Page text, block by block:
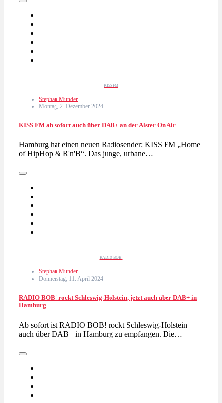
KISS FM
Stephan Munder
Montag, 2. Dezember 2024
KISS FM ab sofort auch über DAB+ an der Alster On Air
Hamburg hat einen neuen Radiosender: KISS FM „Home
of HipHop & R'n'B“. Das junge, urbane…
RADIO BOB!
Stephan Munder
Donnerstag, 11. April 2024
RADIO BOB! rockt Schleswig-Holstein, jetzt auch über DAB+ in
Hamburg
Ab sofort ist RADIO BOB! rockt Schleswig-Holstein
auch über DAB+ in Hamburg zu empfangen. Die…